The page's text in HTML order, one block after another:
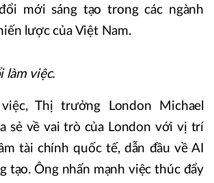
mới sáng tạo trong các ngành
lược của Việt Nam.
làm việc.
Thị trưởng London Michael
sẻ về vai trò của London với vị trí
tài chính quốc tế, dẫn đầu về AI
tạo. Ông nhấn mạnh việc thúc đẩy